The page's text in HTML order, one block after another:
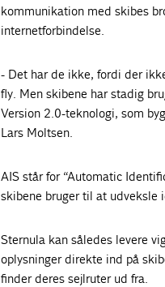
kommunikation med skibes
internetforbindelse.
- Det har de ikke, fordi der
fly. Men skibene har stadig
Version 2.0-teknologi, som
Lars Moltsen.
AIS står for “Automatic
skibene bruger til at udveksle
Sternula kan således levere
oplysninger direkte ind på
finder deres sejlruter ud fra.